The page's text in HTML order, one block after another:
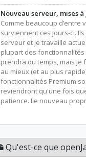
Nouveau serveur, mises
Comme beaucoup d’entre
surviennent ces jours-ci.
serveur et je travaille
plupart des
prendra du temps, mais je
au mieux (et au plus
fonctionnalités Premium
reviendront qu'une fois
patience. Le nouveau
Qu'est-ce que